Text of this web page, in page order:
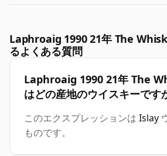
Laphroaig 1990 21年 The
るよくある質問
Laphroaig 1990 21年 The
はどの産地のウイスキーです
このエクスプレッションは Islay
ものです。